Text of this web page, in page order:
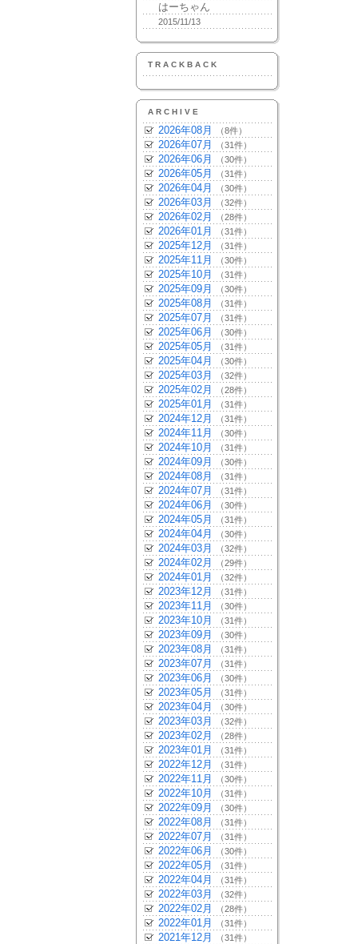
はーちゃん
2015/11/13
TRACKBACK
ARCHIVE
2026年08月 （8件）
2026年07月 （31件）
2026年06月 （30件）
2026年05月 （31件）
2026年04月 （30件）
2026年03月 （32件）
2026年02月 （28件）
2026年01月 （31件）
2025年12月 （31件）
2025年11月 （30件）
2025年10月 （31件）
2025年09月 （30件）
2025年08月 （31件）
2025年07月 （31件）
2025年06月 （30件）
2025年05月 （31件）
2025年04月 （30件）
2025年03月 （32件）
2025年02月 （28件）
2025年01月 （31件）
2024年12月 （31件）
2024年11月 （30件）
2024年10月 （31件）
2024年09月 （30件）
2024年08月 （31件）
2024年07月 （31件）
2024年06月 （30件）
2024年05月 （31件）
2024年04月 （30件）
2024年03月 （32件）
2024年02月 （29件）
2024年01月 （32件）
2023年12月 （31件）
2023年11月 （30件）
2023年10月 （31件）
2023年09月 （30件）
2023年08月 （31件）
2023年07月 （31件）
2023年06月 （30件）
2023年05月 （31件）
2023年04月 （30件）
2023年03月 （32件）
2023年02月 （28件）
2023年01月 （31件）
2022年12月 （31件）
2022年11月 （30件）
2022年10月 （31件）
2022年09月 （30件）
2022年08月 （31件）
2022年07月 （31件）
2022年06月 （30件）
2022年05月 （31件）
2022年04月 （31件）
2022年03月 （32件）
2022年02月 （28件）
2022年01月 （31件）
2021年12月 （31件）